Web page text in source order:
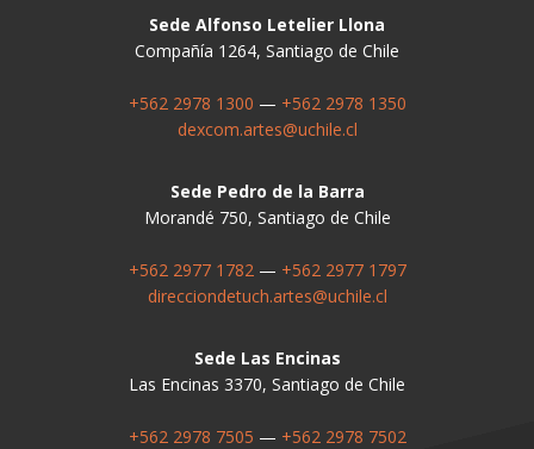
Sede Alfonso Letelier Llona
Compañía 1264, Santiago de Chile
+562 2978 1300 — +562 2978 1350
dexcom.artes@uchile.cl
Sede Pedro de la Barra
Morandé 750, Santiago de Chile
+562 2977 1782 — +562 2977 1797
direcciondetuch.artes@uchile.cl
Sede Las Encinas
Las Encinas 3370, Santiago de Chile
+562 2978 7505 — +562 2978 7502